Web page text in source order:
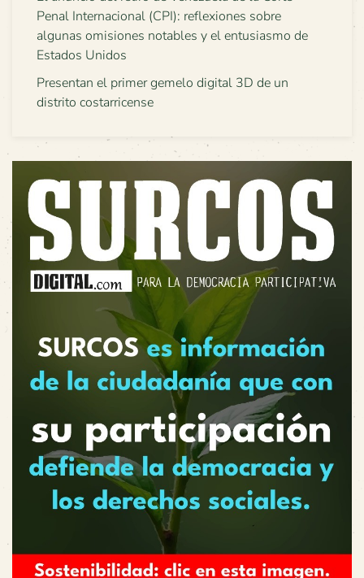
Penal Internacional (CPI): reflexiones sobre
algunas omisiones notables y el entusiasmo de
Estados Unidos
Presentan el primer gemelo digital 3D de un
distrito costarricense